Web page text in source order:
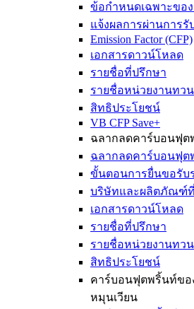
ข้อกำหนดเฉพาะข
แจ้งผลการผ่านการรั
Emission Factor (CFP)
เอกสารดาวน์โหลด
รายชื่อที่ปรึกษา
รายชื่อหน่วยงานทว
สิทธิประโยชน์
VB CFP Save+
ฉลากลดคาร์บอนฟุต
ฉลากลดคาร์บอนฟุต
ขั้นตอนการยื่นขอรับ
บริษัทและผลิตภัณฑ์ที่
เอกสารดาวน์โหลด
รายชื่อที่ปรึกษา
รายชื่อหน่วยงานทว
สิทธิประโยชน์
คาร์บอนฟุตพริ้นท์ข
หมุนเวียน